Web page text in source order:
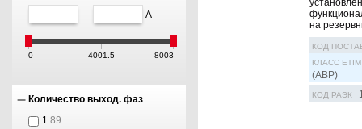
— А
0 4001.5 8003
Количество выход. фаз
1 89
на
КОД
КЛАСС ETIM
(АВР)
КОД РАЭК